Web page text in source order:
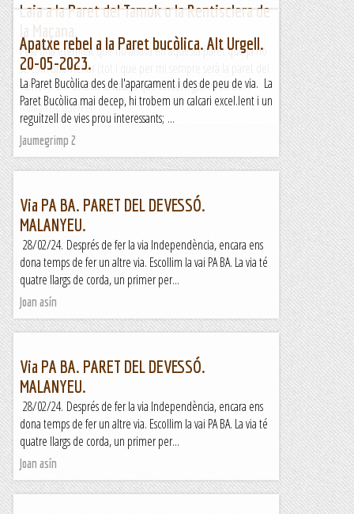
Laia a la Paret del Tamok o la Rentisclera de
Feia una eternitat que no anava en aquesta paret que ja no
sé com anomenar (tot i que per mi sempre serà la paret del
Tamok). Em escollit la Laia ja que teniem ganes de no...
Romàntic Guerrer
Apatxe rebel a la Paret bucòlica. Alt Urgell.
20-05-2023.
La Paret Bucòlica des de l'aparcament i des de peu de via. La
Paret Bucòlica mai decep, hi trobem un calcari excel.lent i un
reguitzell de vies prou interessants; ...
Jaumegrimp 2
Via PA BA. PARET DEL DEVESSÓ.
MALANYEU.
28/02/24. Després de fer la via Independència, encara ens
dona temps de fer un altre via. Escollim la vai PA BA. La via té
quatre llargs de corda, un primer per...
Joan asín
Via PA BA. PARET DEL DEVESSÓ.
MALANYEU.
28/02/24. Després de fer la via Independència, encara ens
dona temps de fer un altre via. Escollim la vai PA BA. La via té
quatre llargs de corda, un primer per...
Joan asín